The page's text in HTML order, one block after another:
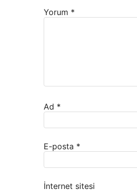
Yorum *
Ad *
E-posta *
İnternet sitesi